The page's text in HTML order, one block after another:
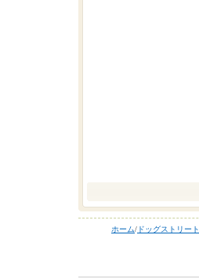
ホーム/ ドッグストリート